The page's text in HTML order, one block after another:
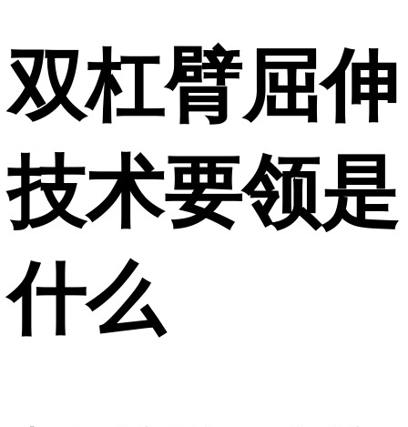
双杠臂屈伸
技术要领是
什么